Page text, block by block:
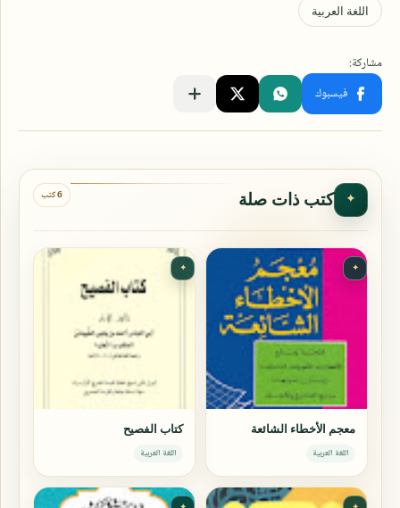
✦ كتب ذات صلة 6 كتب
✦
معجم الأخطاء الشائعة
اللغة العربية
✦
كتاب الفصيح
اللغة العربية